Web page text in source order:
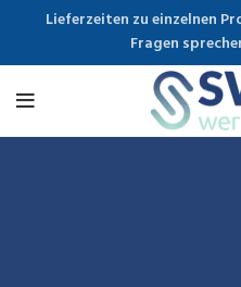
Lieferzeiten zu einzelnen
Fragen